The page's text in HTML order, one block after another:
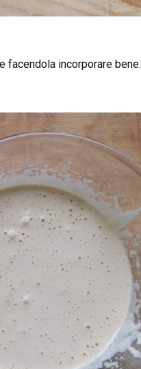
facendola incorporare bene.